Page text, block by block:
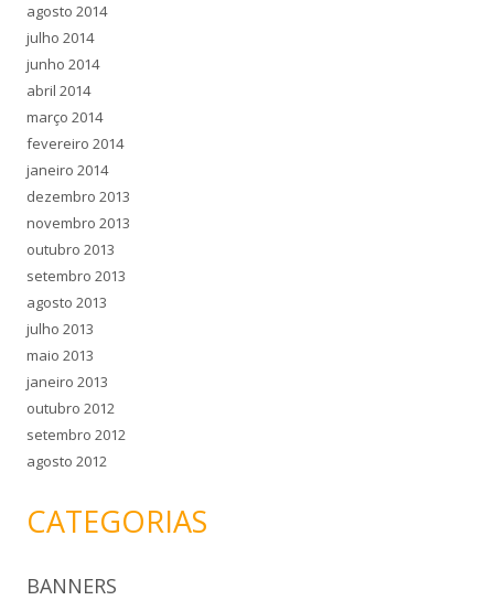
agosto 2014
julho 2014
junho 2014
abril 2014
março 2014
fevereiro 2014
janeiro 2014
dezembro 2013
novembro 2013
outubro 2013
setembro 2013
agosto 2013
julho 2013
maio 2013
janeiro 2013
outubro 2012
setembro 2012
agosto 2012
CATEGORIAS
BANNERS